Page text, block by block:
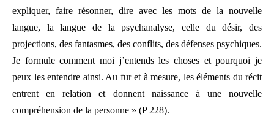
expliquer, faire résonner, dire avec les mots de la nouvelle
langue, la langue de la psychanalyse, celle du désir, des
projections, des fantasmes, des conflits, des défenses psychiques.
Je formule comment moi j’entends les choses et pourquoi je
peux les entendre ainsi. Au fur et à mesure, les éléments du récit
entrent en relation et donnent naissance à une nouvelle
compréhension de la personne » (P 228).